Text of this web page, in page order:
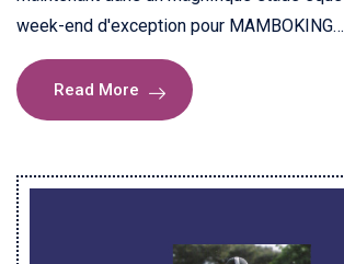
week-end d'exception pour MAMBOKING…
Read More